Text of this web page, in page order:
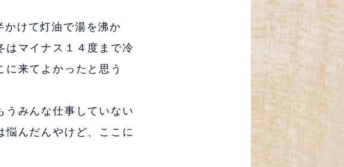
けて灯油で湯を沸か
はマイナス１４度まで冷
来てよかったと思う
うみんな仕事していない
悩んだんやけど、ここに